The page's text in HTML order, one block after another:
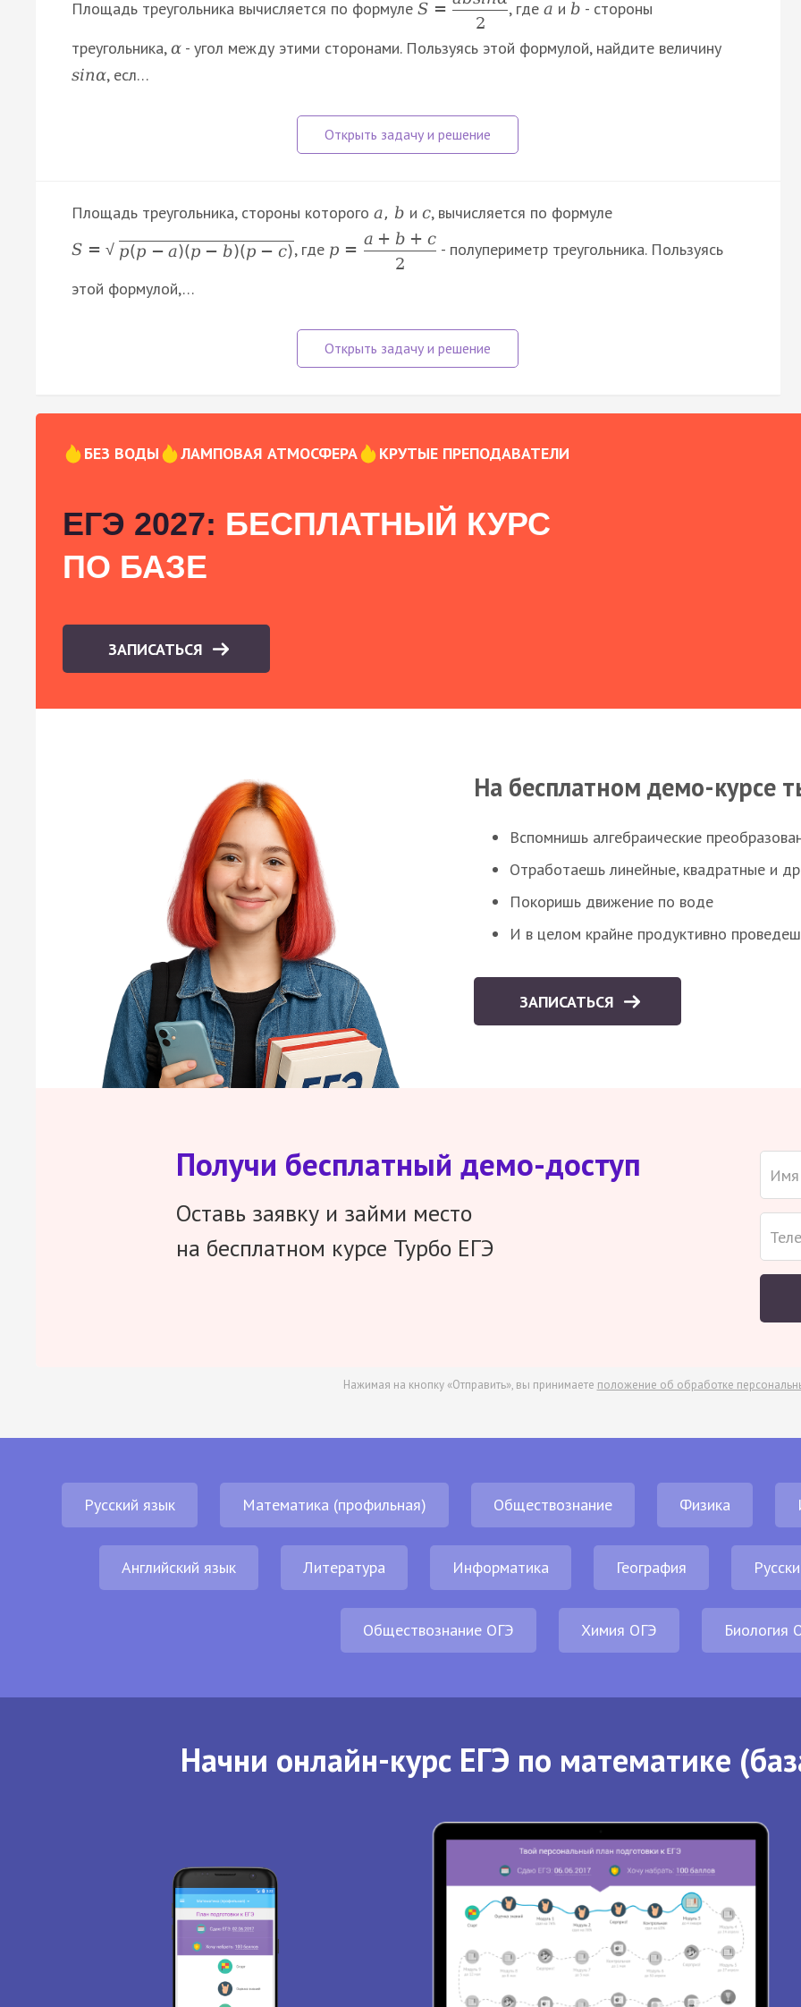
Площадь треугольника вычисляется по формуле S =
2
, гдеa и b - стороны
треугольника,α - угол между этими сторонами. Пользуясь этой формулой, найдите величину
sinα, есл…
Площадь треугольника, стороны которого a, b и c, вычисляется по формуле
S = √ p(p − a)(p − b)(p − c), где p =
a + b + c
2
- полупериметр треугольника. Пользуясь
этой формулой,…
БЕЗ ВОДЫ ЛАМПОВАЯ АТМОСФЕРА КРУТЫЕ ПРЕПОДАВАТЕЛИ
ЕГЭ 2027: БЕСПЛАТНЫЙ КУРС
ПО БАЗЕ
ЗАПИСАТЬСЯ
На бесплатном демо-курсе
Вспомнишь алгебраические
Отработаешь линейные, квадратные и
Покоришь движение по воде
И в целом крайне продуктивно
ЗАПИСАТЬСЯ
Получи бесплатный демо-доступ
Оставь заявку и займи место
на бесплатном курсе Турбо ЕГЭ
Нажимая на кнопку «Отправить», вы принимаете положение об обработке
Русский язык Математика (профильная) Обществознание Физика
Английский язык Литература Информатика География
Обществознание ОГЭ Химия ОГЭ Биология
Начни онлайн-курс ЕГЭ по математике